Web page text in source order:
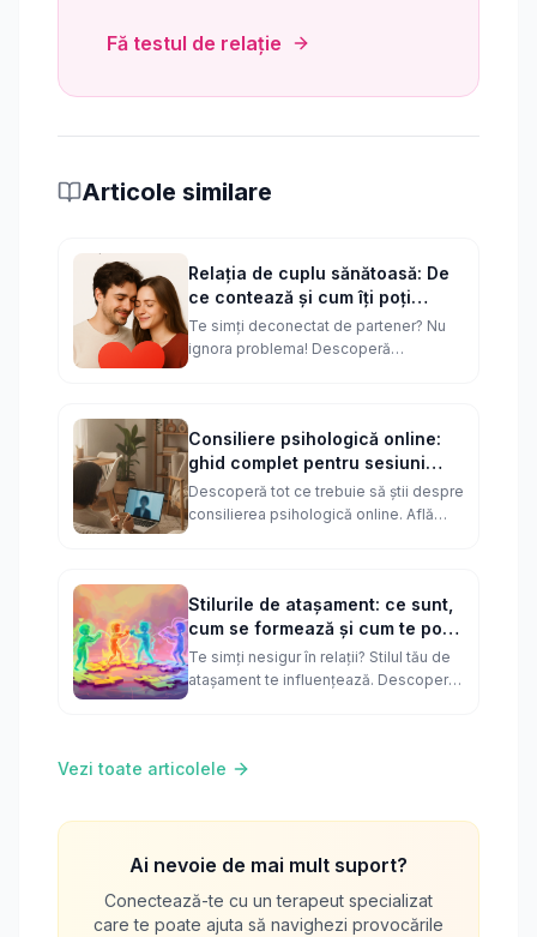
Fă testul de relație
Articole similare
Relația de cuplu sănătoasă: De
ce contează și cum îți poți
măsura satisfacția
Te simți deconectat de partener? Nu
ignora problema! Descoperă
Consiliere psihologică online:
ghid complet pentru sesiuni
eficiente
Descoperă tot ce trebuie să știi despre
consilierea psihologică online. Află
Stilurile de atașament: ce sunt,
cum se formează și cum te pot
ajuta să construiești relații
sănătoase
Te simți nesigur în relații? Stilul tău de
atașament te influențează. Descoperă
Vezi toate articolele
Ai nevoie de mai mult suport?
Conectează-te cu un terapeut specializat
care te poate ajuta să navighezi provocările